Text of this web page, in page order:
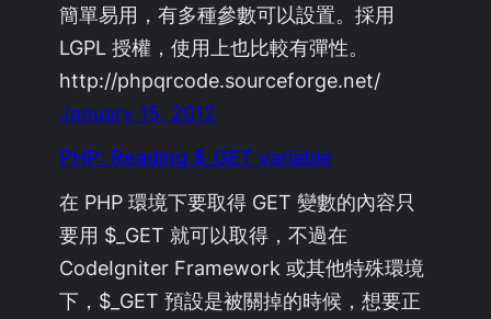
簡單易用，有多種參數可以設置。採用
LGPL 授權，使用上也比較有彈性。
http://phpqrcode.sourceforge.net/
January 15, 2012
PHP: Reading $_GET variable
在 PHP 環境下要取得 GET 變數的內容只
要用 $_GET 就可以取得，不過在
CodeIgniter Framework 或其他特殊環境
下，$_GET 預設是被關掉的時候，想要正